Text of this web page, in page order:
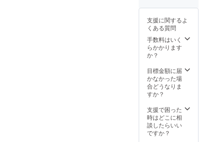
す。
●【特典
２】そ
の後３
日間、
LINE（
可）で
コーチ
ング
行いま
す。成
功は継
続から
『成功
加速す
るマイ
ンド・
ジャネ
ン』の
４つを
伝授し
市ヶ谷
にて開
催。地
方の方
が月８
格で
す）
●【特典
１】毎
ンツー
マンの
1.5時間
ト・プ
ライオ
リティ
コーチ
支援に関するよ
くある質問
手数料はいく
らかかります
か？
目標金額に届
かなかった場
合どうなりま
すか？
支援で困った
時はどこに相
談したらいい
ですか？